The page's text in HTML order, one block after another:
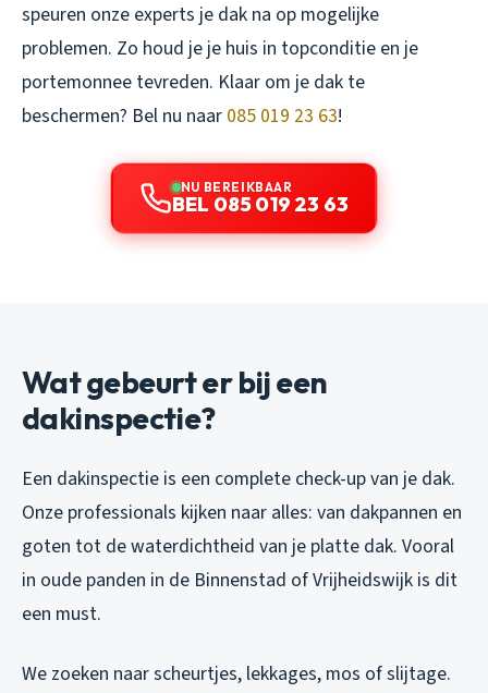
speuren onze experts je dak na op mogelijke
problemen. Zo houd je je huis in topconditie en je
portemonnee tevreden. Klaar om je dak te
beschermen? Bel nu naar 085 019 23 63!
NU BEREIKBAAR
BEL 085 019 23 63
Wat gebeurt er bij een
dakinspectie?
Een dakinspectie is een complete check-up van je dak.
Onze professionals kijken naar alles: van dakpannen en
goten tot de waterdichtheid van je platte dak. Vooral
in oude panden in de Binnenstad of Vrijheidswijk is dit
een must.
We zoeken naar scheurtjes, lekkages, mos of slijtage.